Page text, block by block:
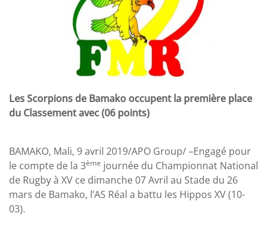
Les Scorpions de Bamako occupent la première place
du Classement avec (06 points)
BAMAKO, Mali, 9 avril 2019/APO Group/ –Engagé pour
le compte de la 3ème journée du Championnat National
de Rugby à XV ce dimanche 07 Avril au Stade du 26
mars de Bamako, l’AS Réal a battu les Hippos XV (10-
03).